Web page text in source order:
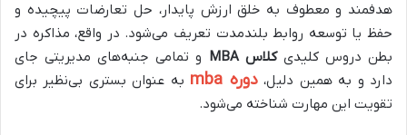
هدفمند و معطوف به خلق ارزش پایدار، حل تعارضات پیچیده و
حفظ یا توسعه روابط بلندمدت تعریف می‌شود. در واقع، مذاکره در
بطن دروس کلیدیکلاس MBA
و تمامی جنبه‌های مدیریتی جای
دارد و به همین دلیل،دوره mba
به عنوان بستری بی‌نظیر برای
تقویت این مهارت شناخته می‌شود.